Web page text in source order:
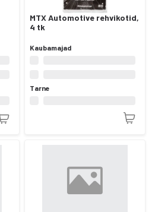
MTX Automotive rehvikotid,
4 tk
Kaubamajad
Tarne